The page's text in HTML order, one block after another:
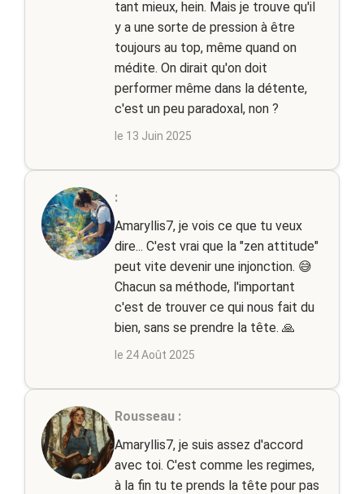
tant mieux, hein. Mais je trouve qu'il
y a une sorte de pression à être
toujours au top, même quand on
médite. On dirait qu'on doit
performer même dans la détente,
c'est un peu paradoxal, non ?
le 13 Juin 2025
:
Amaryllis7, je vois ce que tu veux
dire... C'est vrai que la "zen attitude"
peut vite devenir une injonction. 😅
Chacun sa méthode, l'important
c'est de trouver ce qui nous fait du
bien, sans se prendre la tête. 🙏
le 24 Août 2025
Rousseau :
Amaryllis7, je suis assez d'accord
avec toi. C'est comme les regimes,
à la fin tu te prends la tête pour pas